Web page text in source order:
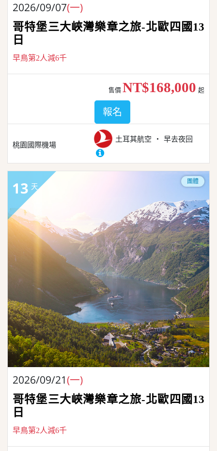
2026/09/07(一)
哥特堡三大峽灣樂章之旅-北歐四國13
日
早鳥第2人減6千
桃園國際機場
土耳其航空 早去夜回
售價 NT$168,000 起
報名
13 天
團體
2026/09/21(一)
哥特堡三大峽灣樂章之旅-北歐四國13
日
早鳥第2人減6千